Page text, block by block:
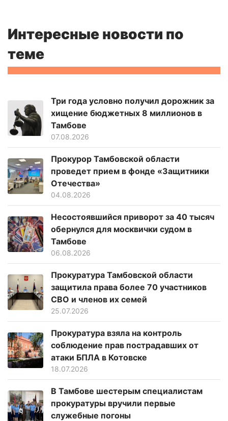
Интересные новости по
теме
Три года условно получил дорожник за
хищение бюджетных 8 миллионов в
Тамбове
07.08.2026
Прокурор Тамбовской области
проведет прием в фонде «Защитники
Отечества»
04.08.2026
Несостоявшийся приворот за 40 тысяч
обернулся для москвички судом в
Тамбове
06.08.2026
Прокуратура Тамбовской области
защитила права более 70 участников
СВО и членов их семей
25.07.2026
Прокуратура взяла на контроль
соблюдение прав пострадавших от
атаки БПЛА в Котовске
18.07.2026
В Тамбове шестерым специалистам
прокуратуры вручили первые
служебные погоны